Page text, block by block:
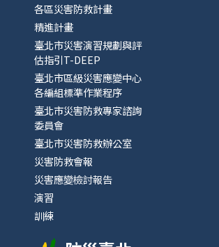
各區災害防救計畫
精進計畫
臺北市災害演習規劃與評
估指引T-DEEP
臺北市區級災害應變中心
各編組標準作業程序
臺北市災害防救專家諮詢
委員會
臺北市災害防救辦公室
災害防救會報
災害應變檢討報告
演習
訓練